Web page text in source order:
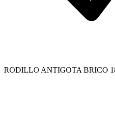
RODILLO ANTIGOTA BRICO